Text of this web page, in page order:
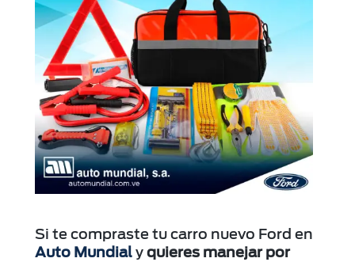
Si te compraste tu carro nuevo Ford en
Auto Mundialy quieres manejar por